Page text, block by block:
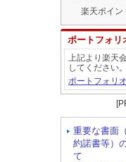
楽天ポイン
ポートフォリ
上記より楽天
してください。
ポートフォリ
重要な書面
約諾書等）
て